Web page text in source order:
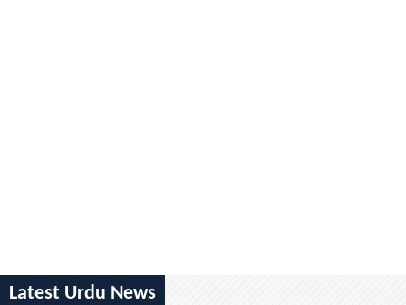
Latest Urdu News